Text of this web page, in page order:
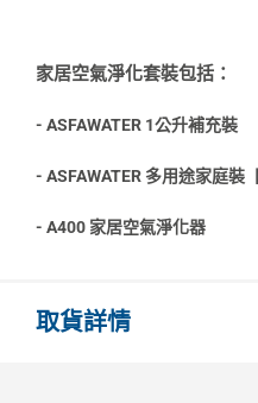
家居空氣淨化套裝包括：
- ASFAWATER 1公升補充裝
- ASFAWATER 多用途家庭裝
- A400 家居空氣淨化器
取貨詳情